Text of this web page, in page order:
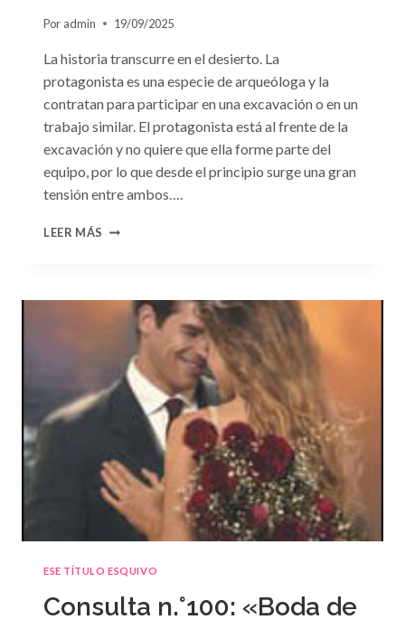
JORDAN
Por admin 19/09/2025
La historia transcurre en el desierto. La
protagonista es una especie de arqueóloga y la
contratan para participar en una excavación o en un
trabajo similar. El protagonista está al frente de la
excavación y no quiere que ella forme parte del
equipo, por lo que desde el principio surge una gran
tensión entre ambos….
LEER MÁS CONSULTA
ESE TÍTULO ESQUIVO
Consulta n.°100: «Boda de